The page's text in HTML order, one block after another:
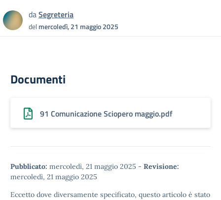
daSegreteria
delmercoledì, 21 maggio 2025
Documenti
91 Comunicazione Sciopero maggio.pdf
Pubblicato: mercoledì, 21 maggio 2025 - Revisione:
mercoledì, 21 maggio 2025
Eccetto dove diversamente specificato, questo articolo è stato